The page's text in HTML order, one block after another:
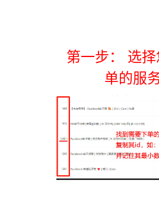
第一步： 选
单的服